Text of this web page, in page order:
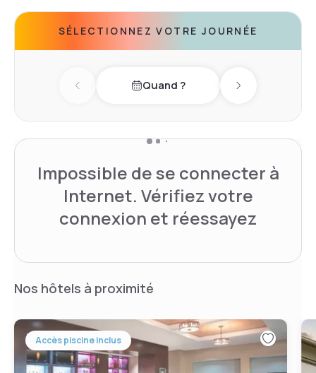
SÉLECTIONNEZ VOTRE JOURNÉE
Previous dayQuand ? Next day
Impossible de se connecter à
Internet. Vérifiez votre
connexion et réessayez
Nos hôtels à proximité
Accès piscine inclus